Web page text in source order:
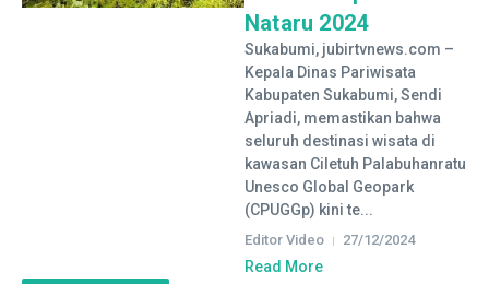
Nataru 2024
Sukabumi, jubirtvnews.com –
Kepala Dinas Pariwisata
Kabupaten Sukabumi, Sendi
Apriadi, memastikan bahwa
seluruh destinasi wisata di
kawasan Ciletuh Palabuhanratu
Unesco Global Geopark
(CPUGGp) kini te...
Editor Video 27/12/2024
Read More